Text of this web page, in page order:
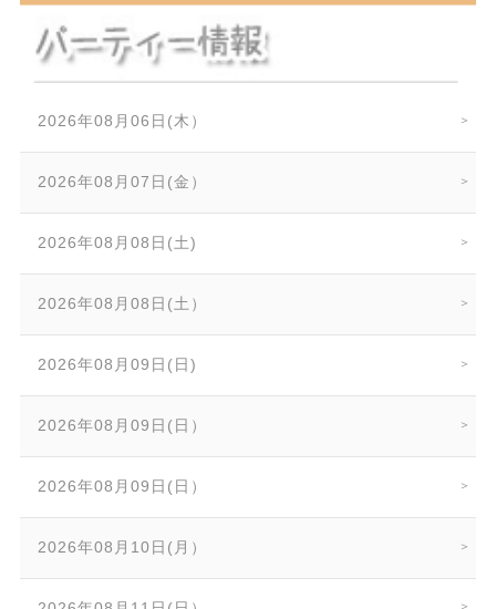
2026年08月06日(木）
2026年08月07日(金）
2026年08月08日(土)
2026年08月08日(土）
2026年08月09日(日)
2026年08月09日(日）
2026年08月09日(日）
2026年08月10日(月）